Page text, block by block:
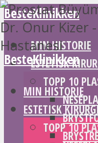
BesteKlinikken
MIN HISTORIE
ESTETISK
TOPP 10
BesteKlinikken
MIN HISTORIE
ESTETISK
TOPP 10